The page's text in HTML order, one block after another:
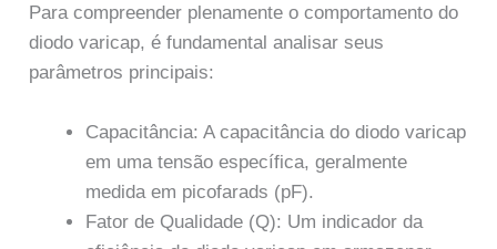
Para compreender plenamente o comportamento do
diodo varicap, é fundamental analisar seus
parâmetros principais:
Capacitância: A capacitância do diodo varicap
em uma tensão específica, geralmente
medida em picofarads (pF).
Fator de Qualidade (Q): Um indicador da